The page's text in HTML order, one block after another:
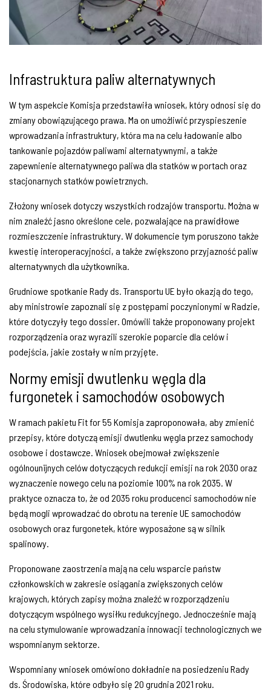
Infrastruktura paliw alternatywnych
W tym aspekcie Komisja przedstawiła wniosek, który odnosi się do
zmiany obowiązującego prawa. Ma on umożliwić przyspieszenie
wprowadzania infrastruktury, która ma na celu ładowanie albo
tankowanie pojazdów paliwami alternatywnymi, a także
zapewnienie alternatywnego paliwa dla statków w portach oraz
stacjonarnych statków powietrznych.
Złożony wniosek dotyczy wszystkich rodzajów transportu. Można w
nim znaleźć jasno określone cele, pozwalające na prawidłowe
rozmieszczenie infrastruktury. W dokumencie tym poruszono także
kwestię interoperacyjności, a także zwiększono przyjazność paliw
alternatywnych dla użytkownika.
Grudniowe spotkanie Rady ds. Transportu UE było okazją do tego,
aby ministrowie zapoznali się z postępami poczynionymi w Radzie,
które dotyczyły tego dossier. Omówili także proponowany projekt
rozporządzenia oraz wyrazili szerokie poparcie dla celów i
podejścia, jakie zostały w nim przyjęte.
Normy emisji dwutlenku węgla dla
furgonetek i samochodów osobowych
W ramach pakietu Fit for 55 Komisja zaproponowała, aby zmienić
przepisy, które dotyczą emisji dwutlenku węgla przez samochody
osobowe i dostawcze. Wniosek obejmował zwiększenie
ogólnounijnych celów dotyczących redukcji emisji na rok 2030 oraz
wyznaczenie nowego celu na poziomie 100% na rok 2035. W
praktyce oznacza to, że od 2035 roku producenci samochodów nie
będą mogli wprowadzać do obrotu na terenie UE samochodów
osobowych oraz furgonetek, które wyposażone są w silnik
spalinowy.
Proponowane zaostrzenia mają na celu wsparcie państw
członkowskich w zakresie osiągania zwiększonych celów
krajowych, których zapisy można znaleźć w rozporządzeniu
dotyczącym wspólnego wysiłku redukcyjnego. Jednocześnie mają
na celu stymulowanie wprowadzania innowacji technologicznych we
wspomnianym sektorze.
Wspomniany wniosek omówiono dokładnie na posiedzeniu Rady
ds. Środowiska, które odbyło się 20 grudnia 2021 roku.